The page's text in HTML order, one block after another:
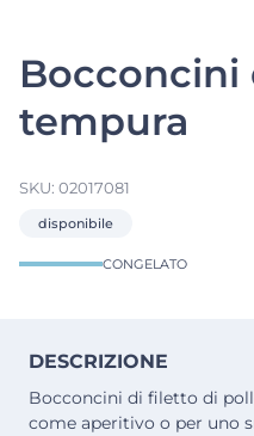
Bocconcini
tempura
SKU: 02017081
disponibile
CONGELATO
DESCRIZIONE
Bocconcini di filetto di
come aperitivo o per uno